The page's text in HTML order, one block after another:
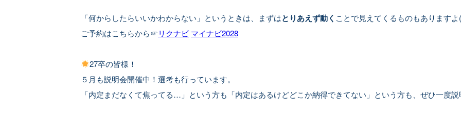
「何からしたらいいかわからない」というときは、まずはとりあえず動く ことで見えてくるものもありますよ
ご予約はこちらから☞リクナビ マイナビ2028
27卒の皆様！
５月も説明会開催中！選考も行っています。
「内定まだなくて焦ってる…」という方も「内定はあるけどどこか納得できてない」という方も、ぜひ一度